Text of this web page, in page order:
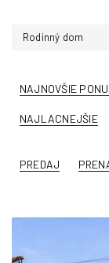
Rodinný dom
NAJNOVŠIE
NAJLACNEJŠIE
PREDAJ